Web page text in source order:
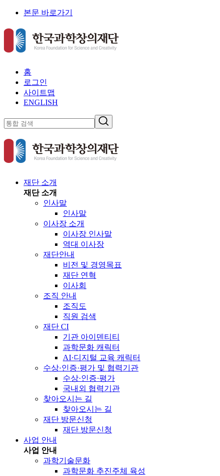
본문 바로가기
홈
로그인
사이트맵
ENGLISH
재단 소개
재단 소개
인사말
인사말
이사장 소개
이사장 인사말
역대 이사장
재단안내
비전 및 경영목표
재단 연혁
이사회
조직 안내
조직도
직원 검색
재단 CI
기관 아이덴티티
과학문화 캐릭터
AI·디지털 교육 캐릭터
수상·인증·평가 및 협력기관
수상·인증·평가
국내외 협력기관
찾아오시는 길
찾아오시는 길
재단 방문신청
재단 방문신청
사업 안내
사업 안내
과학기술문화
과학문화 추진주체 육성